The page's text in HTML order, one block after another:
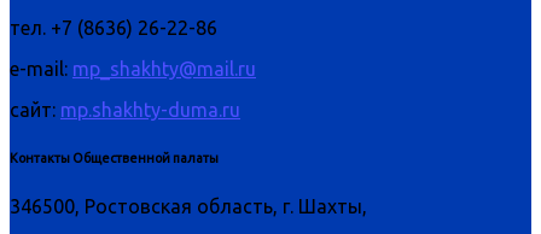
тел. +7 (8636) 26-22-86
e-mail: mp_shakhty@mail.ru
сайт: mp.shakhty-duma.ru
Контакты Общественной палаты
346500, Ростовская область, г. Шахты,